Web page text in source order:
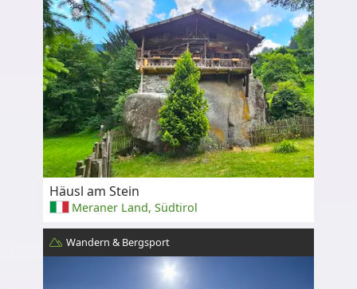
Häusl am Stein
Meraner Land, Südtirol
Wandern & Bergsport